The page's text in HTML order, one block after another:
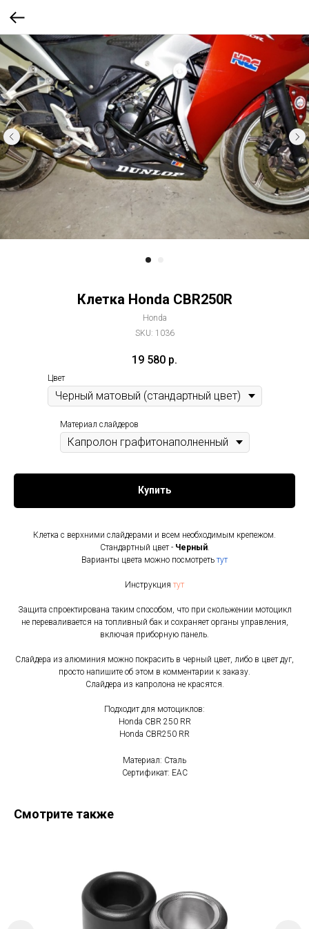
Клетка Honda CBR250R
Honda
SKU: 1036
19 580 р.
Цвет
Материал слайдеров
Купить
Клетка с верхними слайдерами и всем необходимым крепежом.
Стандартный цвет - Черный.
Варианты цвета можно посмотреть тут
Инструкция тут
Защита спроектирована таким способом, что при скольжении мотоцикл
не переваливается на топливный бак и сохраняет органы управления,
включая приборную панель.
Слайдера из алюминия можно покрасить в черный цвет, либо в цвет дуг,
просто напишите об этом в комментарии к заказу.
Слайдера из капролона не красятся.
Подходит для мотоциклов:
Honda CBR 250 RR
Honda CBR250 RR
Материал: Сталь
Сертификат: EAC
Смотрите также